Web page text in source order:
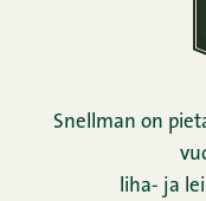
Snellman on
liha- ja